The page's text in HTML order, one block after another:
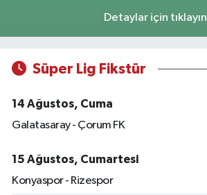
Detaylar için tıklayın
Süper Lig Fikstür
14 Ağustos, Cuma
Galatasaray - Çorum FK
15 Ağustos, Cumartesi
Konyaspor - Rizespor